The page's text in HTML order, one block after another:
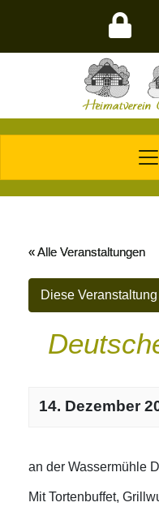
« Alle Veranstaltungen
Diese
14. Dezember
an der Wassermühle
Mit Tortenbuffet,